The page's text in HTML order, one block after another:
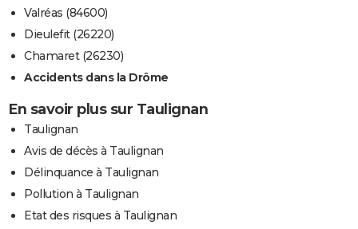
Valréas (84600)
Dieulefit (26220)
Chamaret (26230)
Accidents dans la Drôme
En savoir plus sur Taulignan
Taulignan
Avis de décès à Taulignan
Délinquance à Taulignan
Pollution à Taulignan
Etat des risques à Taulignan